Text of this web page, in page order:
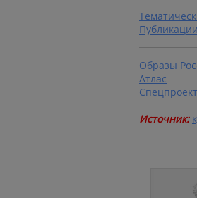
Образы
Атлас
Источник: